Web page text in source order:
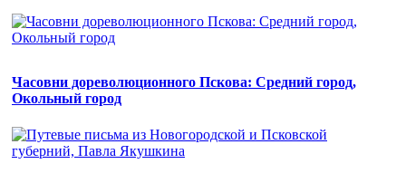
Часовни дореволюционного Пскова: Средний город,
Окольный город